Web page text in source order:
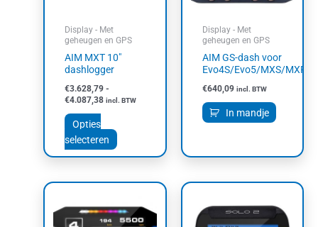
Display - Met
geheugen en GPS
AIM MXT 10″
dashlogger
€3.628,79 -
€4.087,38 incl. BTW
Opties
selecteren
gekozen
worden
productpagina
Display - Met
geheugen en GPS
AIM GS-dash voor
Evo4S/Evo5/MXS/MXP/
€640,09 incl. BTW
In mandje
tot
€3.845,38
product
heeft
tot
product
heeft